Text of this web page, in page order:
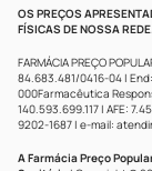
OS PREÇOS
FÍSICAS DE NOSSA
FARMÁCIA PREÇO
84.683.481/0416-04 |
000Farmacêutica
140.593.699.117 | AFE:
9202-1687 | e-mail:
A Farmácia Preço